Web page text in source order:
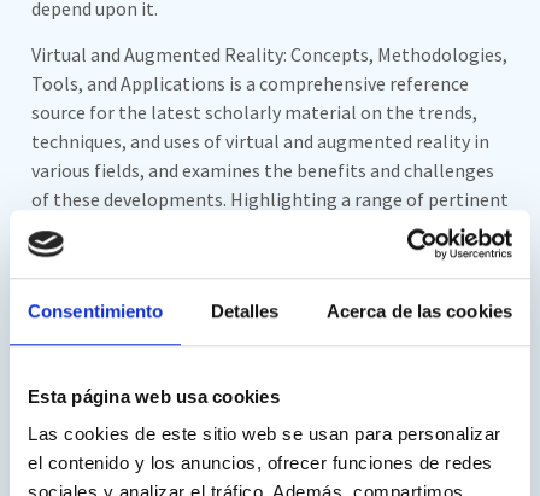
Consentimiento Detalles Acerca de las cookies
Esta página web usa cookies
Las cookies de este sitio web se usan para personalizar
el contenido y los anuncios, ofrecer funciones de redes
depend upon it.
Virtual and Augmented Reality: Concepts, Methodologies,
Tools, and Applications is a comprehensive reference
source for the latest scholarly material on the trends,
techniques, and uses of virtual and augmented reality in
various fields, and examines the benefits and challenges
of these developments. Highlighting a range of pertinent
topics, such as human-computer interaction, digital self-
identity, and virtual reconstruction, this multi-volume
book is ideally designed for researchers, academics,
professionals, theorists, students, and practitioners
interested in emerging technology applications across
Virtual and Augmented Reality: Concepts, Methodologies,